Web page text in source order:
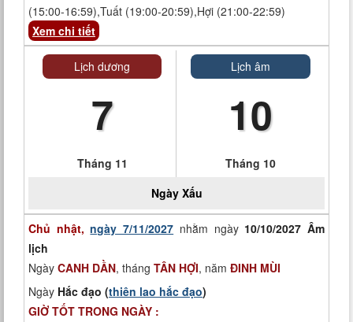
(15:00-16:59),Tuất (19:00-20:59),Hợi (21:00-22:59)
Xem chi tiết
Lịch dương
7
Tháng 11
Lịch âm
10
Tháng 10
Ngày Xấu
Chủ nhật,ngày 7/11/2027 nhằm ngày 10/10/2027 Âm
lịch
Ngày CANH DẦN, tháng TÂN HỢI, năm ĐINH MÙI
Ngày Hắc đạo (thiên lao hắc đạo)
GIỜ TỐT TRONG NGÀY :